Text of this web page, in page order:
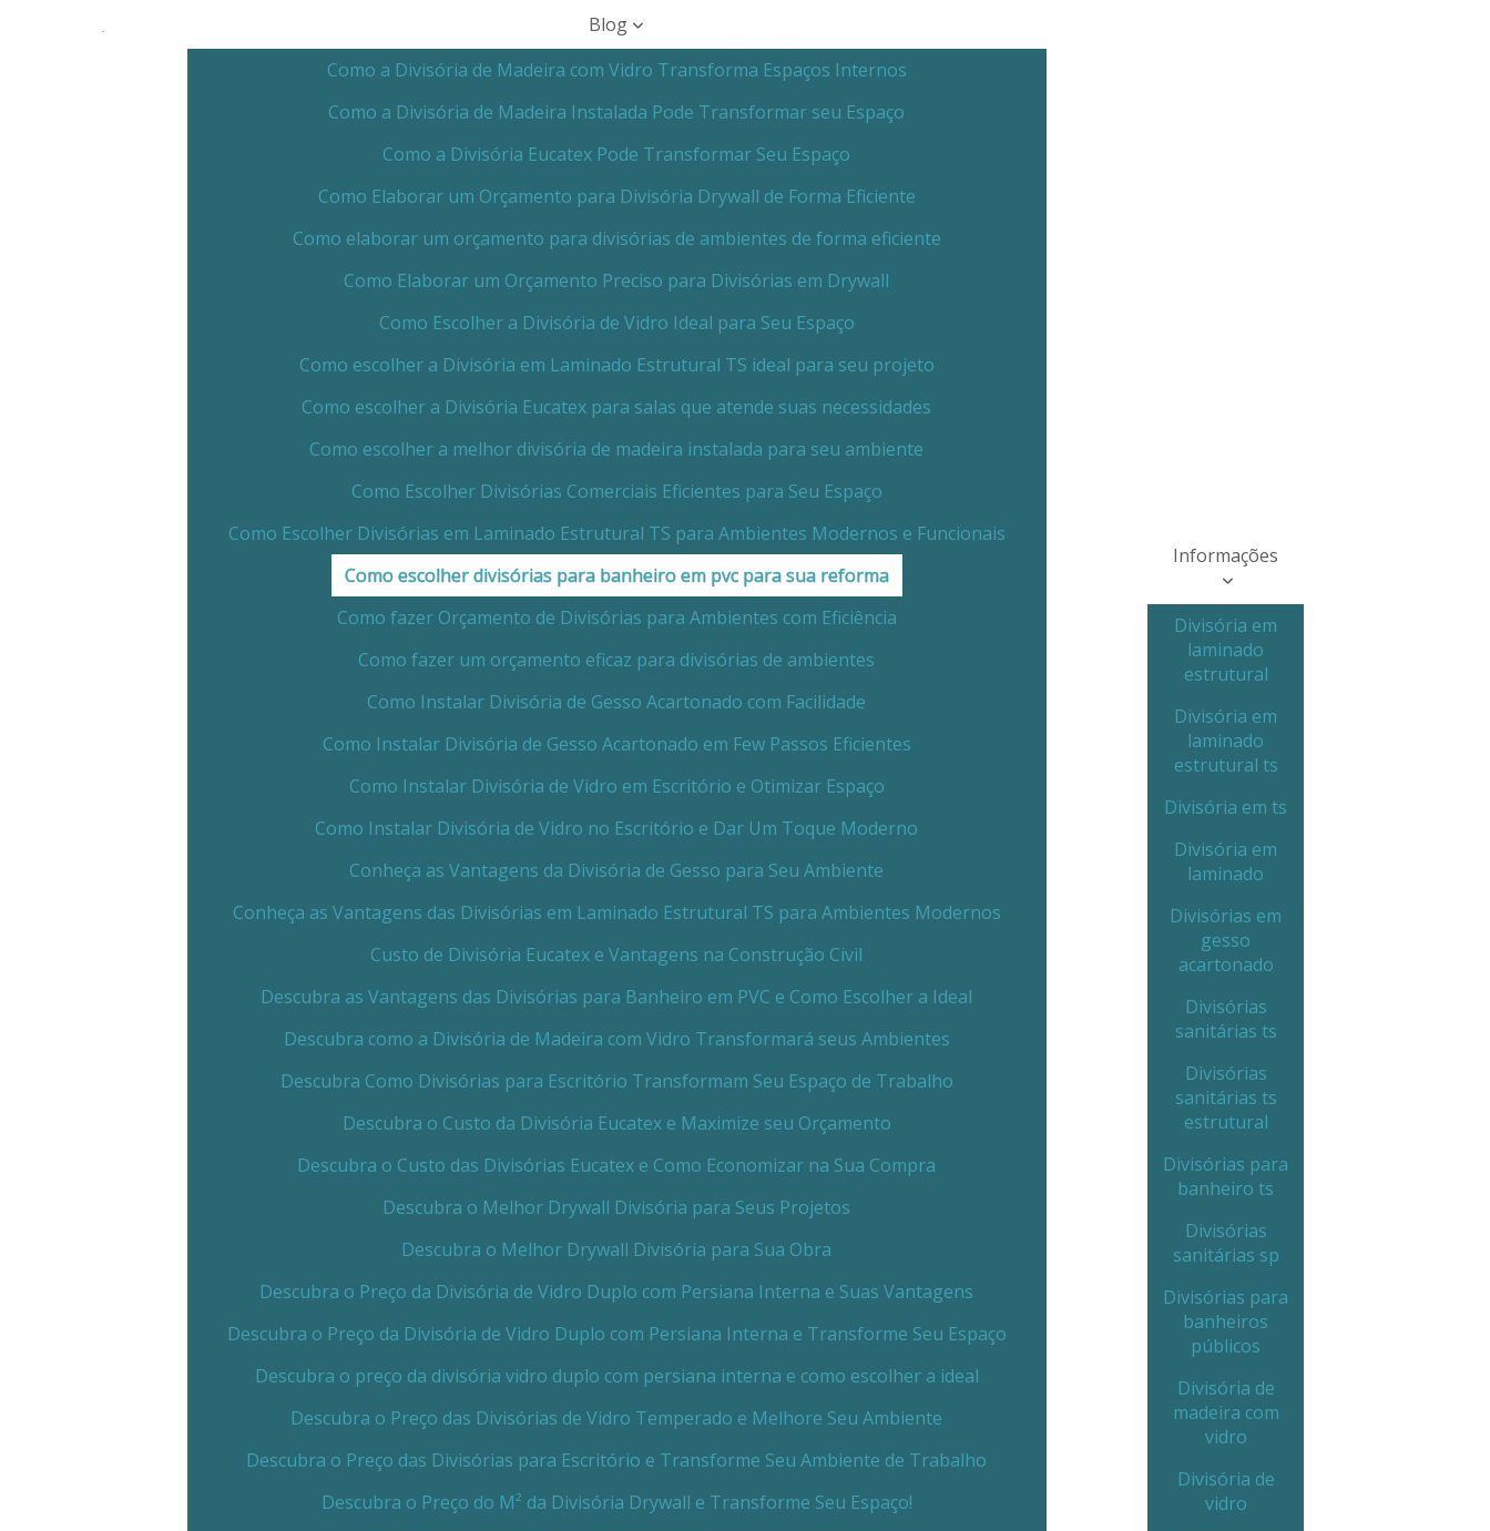
Blog
Como a Divisória de Madeira com Vidro Transforma Espaços Internos
Como a Divisória de Madeira Instalada Pode Transformar seu Espaço
Como a Divisória Eucatex Pode Transformar Seu Espaço
Como Elaborar um Orçamento para Divisória Drywall de Forma Eficiente
Como elaborar um orçamento para divisórias de ambientes de forma eficiente
Como Elaborar um Orçamento Preciso para Divisórias em Drywall
Como Escolher a Divisória de Vidro Ideal para Seu Espaço
Como escolher a Divisória em Laminado Estrutural TS ideal para seu projeto
Como escolher a Divisória Eucatex para salas que atende suas necessidades
Como escolher a melhor divisória de madeira instalada para seu ambiente
Como Escolher Divisórias Comerciais Eficientes para Seu Espaço
Como Escolher Divisórias em Laminado Estrutural TS para Ambientes Modernos e Funcionais
Como escolher divisórias para banheiro em pvc para sua reforma
Como fazer Orçamento de Divisórias para Ambientes com Eficiência
Como fazer um orçamento eficaz para divisórias de ambientes
Como Instalar Divisória de Gesso Acartonado com Facilidade
Como Instalar Divisória de Gesso Acartonado em Few Passos Eficientes
Como Instalar Divisória de Vidro em Escritório e Otimizar Espaço
Como Instalar Divisória de Vidro no Escritório e Dar Um Toque Moderno
Conheça as Vantagens da Divisória de Gesso para Seu Ambiente
Conheça as Vantagens das Divisórias em Laminado Estrutural TS para Ambientes Modernos
Custo de Divisória Eucatex e Vantagens na Construção Civil
Descubra as Vantagens das Divisórias para Banheiro em PVC e Como Escolher a Ideal
Descubra como a Divisória de Madeira com Vidro Transformará seus Ambientes
Descubra Como Divisórias para Escritório Transformam Seu Espaço de Trabalho
Descubra o Custo da Divisória Eucatex e Maximize seu Orçamento
Descubra o Custo das Divisórias Eucatex e Como Economizar na Sua Compra
Descubra o Melhor Drywall Divisória para Seus Projetos
Descubra o Melhor Drywall Divisória para Sua Obra
Descubra o Preço da Divisória de Vidro Duplo com Persiana Interna e Suas Vantagens
Descubra o Preço da Divisória de Vidro Duplo com Persiana Interna e Transforme Seu Espaço
Descubra o preço da divisória vidro duplo com persiana interna e como escolher a ideal
Descubra o Preço das Divisórias de Vidro Temperado e Melhore Seu Ambiente
Descubra o Preço das Divisórias para Escritório e Transforme Seu Ambiente de Trabalho
Descubra o Preço do M² da Divisória Drywall e Transforme Seu Espaço!
Informações
Divisória em
laminado
estrutural
Divisória em
laminado
estrutural ts
Divisória em ts
Divisória em
laminado
Divisórias em
gesso
acartonado
Divisórias
sanitárias ts
Divisórias
sanitárias ts
estrutural
Divisórias para
banheiro ts
Divisórias
sanitárias sp
Divisórias para
banheiros
públicos
Divisória de
madeira com
vidro
Divisória de
vidro